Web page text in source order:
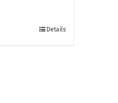
Details